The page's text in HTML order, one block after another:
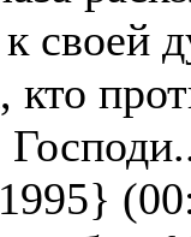
своей
кто